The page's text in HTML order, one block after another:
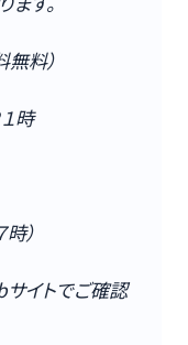
無料）
時
）
サイトでご確認